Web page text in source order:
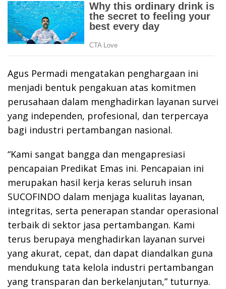
Agus Permadi mengatakan penghargaan ini
menjadi bentuk pengakuan atas komitmen
perusahaan dalam menghadirkan layanan survei
yang independen, profesional, dan terpercaya
bagi industri pertambangan nasional.
“Kami sangat bangga dan mengapresiasi
pencapaian Predikat Emas ini. Pencapaian ini
merupakan hasil kerja keras seluruh insan
SUCOFINDO dalam menjaga kualitas layanan,
integritas, serta penerapan standar operasional
terbaik di sektor jasa pertambangan. Kami
terus berupaya menghadirkan layanan survei
yang akurat, cepat, dan dapat diandalkan guna
mendukung tata kelola industri pertambangan
yang transparan dan berkelanjutan,” tuturnya.